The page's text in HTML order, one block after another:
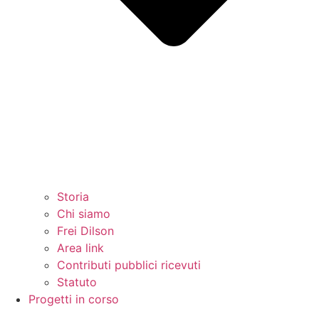
Storia
Chi siamo
Frei Dilson
Area link
Contributi pubblici ricevuti
Statuto
Progetti in corso